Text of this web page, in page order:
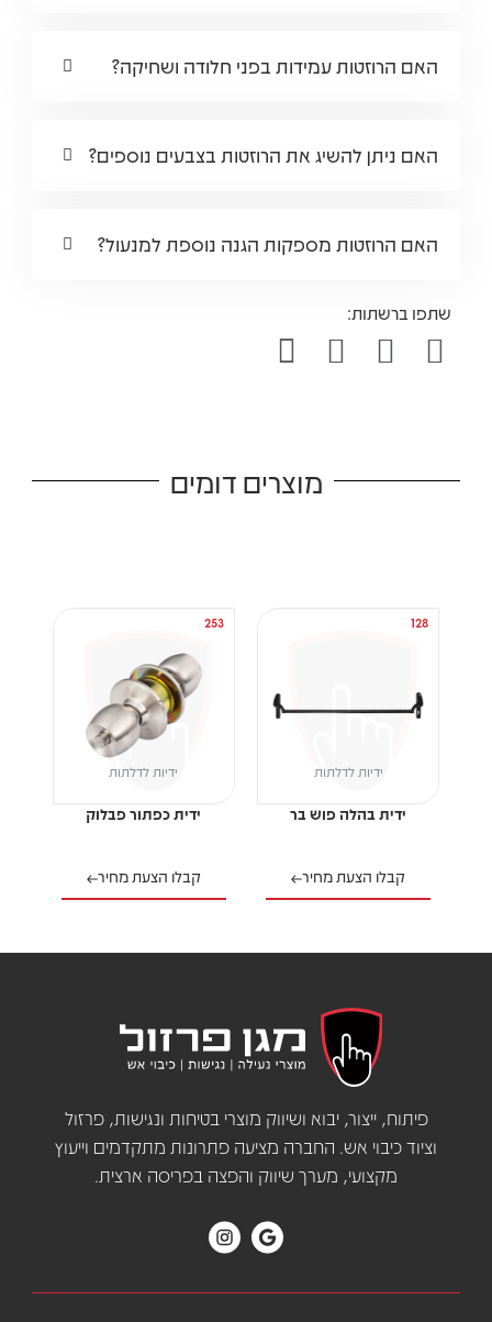
האם הרוזטות עמידות בפני חלודה ושחיקה?
האם ניתן להשיג את הרוזטות בצבעים נוספים?
האם הרוזטות מספקות הגנה נוספת למנעול?
מוצרים דומים
128
ידיות לדלתות
ידית בהלה פוש בר
קבלו הצעת מחיר
253
ידיות לדלתות
ידית כפתור פבלוק
קבלו הצעת מחיר
פיתוח, ייצור, יבוא ושיווק מוצרי בטיחות ונגישות, פרזול
וציוד כיבוי אש. החברה מציעה פתרונות מתקדמים וייעוץ
מקצועי, מערך שיווק והפצה בפריסה ארצית.